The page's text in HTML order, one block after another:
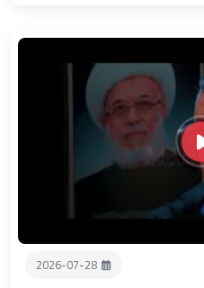
2026-07-28